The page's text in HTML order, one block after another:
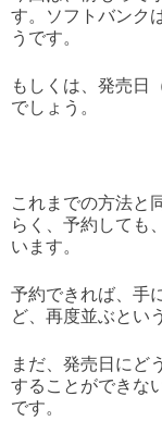
す。ソフトバンク
うです。
もしくは、発売日
でしょう。
これまでの方法と
らく、予約しても
います。
予約できれば、手
ど、再度並ぶとい
まだ、発売日にど
することができな
です。